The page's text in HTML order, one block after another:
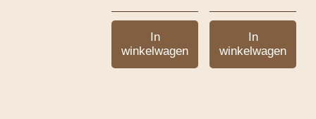
In
winkelwagen
In
winkelwagen